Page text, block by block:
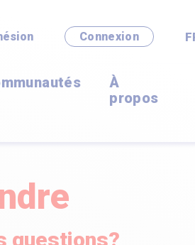
Connexion
À
propos
questions?